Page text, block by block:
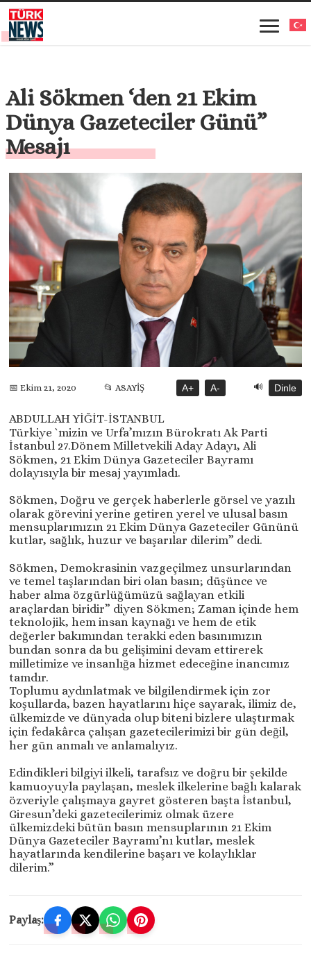
Ali Sökmen ‘den 21 Ekim
Dünya Gazeteciler Günü”
Mesajı
📅 Ekim 21, 2020 📂 ASAYİŞ A+ A- 🔊 Dinle
ABDULLAH YİĞİT-İSTANBUL
Türkiye `mizin ve Urfa’mızın Bürokratı Ak Parti
İstanbul 27.Dönem Milletvekili Aday Adayı, Ali
Sökmen, 21 Ekim Dünya Gazeteciler Bayramı
dolayısıyla bir mesaj yayımladı.
Sökmen, Doğru ve gerçek haberlerle görsel ve yazılı
olarak görevini yerine getiren yerel ve ulusal basın
mensuplarımızın 21 Ekim Dünya Gazeteciler Gününü
kutlar, sağlık, huzur ve başarılar dilerim” dedi.
Sökmen, Demokrasinin vazgeçilmez unsurlarından
ve temel taşlarından biri olan basın; düşünce ve
haber alma özgürlüğümüzü sağlayan etkili
araçlardan biridir” diyen Sökmen; Zaman içinde hem
teknolojik, hem insan kaynağı ve hem de etik
değerler bakımından terakki eden basınımızın
bundan sonra da bu gelişimini devam ettirerek
milletimize ve insanlığa hizmet edeceğine inancımız
tamdır.
Toplumu aydınlatmak ve bilgilendirmek için zor
koşullarda, bazen hayatlarını hiçe sayarak, ilimiz de,
ülkemizde ve dünyada olup biteni bizlere ulaştırmak
için fedakârca çalışan gazetecilerimizi bir gün değil,
her gün anmalı ve anlamalıyız.
Edindikleri bilgiyi ilkeli, tarafsız ve doğru bir şekilde
kamuoyuyla paylaşan, meslek ilkelerine bağlı kalarak
özveriyle çalışmaya gayret gösteren başta İstanbul,
Giresun’deki gazetecilerimiz olmak üzere
ülkemizdeki bütün basın mensuplarının 21 Ekim
Dünya Gazeteciler Bayramı’nı kutlar, meslek
hayatlarında kendilerine başarı ve kolaylıklar
dilerim.”
Paylaş: